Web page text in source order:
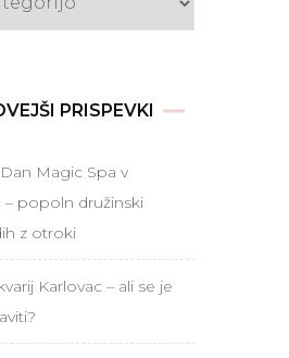
PRISPEVKI
Magic Spa v
– popoln družinski
z otroki
Karlovac – ali se je